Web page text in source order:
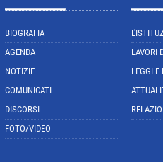
BIOGRAFIA
AGENDA
NOTIZIE
COMUNICATI
DISCORSI
FOTO/VIDEO
LAVORI
LEGGI E